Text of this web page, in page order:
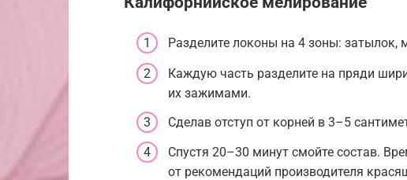
Разделите локоны на 4 зоны: затылок,
Каждую часть разделите на пряди
их зажимами.
Сделав отступ от корней в 3–5
Спустя 20–30 минут смойте состав.
от рекомендаций производителя